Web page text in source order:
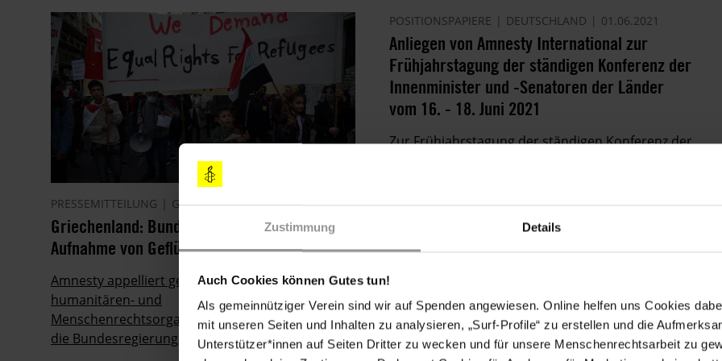
Zustimmung Details
Auch Cookies können Gutes tun!
Als gemeinnütziger Verein sind wir auf Spenden angewiesen. Online helfen uns Cookies
mit unseren Seiten und Inhalten zu analysieren, „Surf-Profile“ zu erstellen und die
Unterstützer*innen auf Seiten Dritter zu wecken und für unsere Menschenrechtsarbeit zu
PRESSEMITTEILUNG GRIECHENLAND 08.06.2021
Griechenland: Bundesregierung muss
Aufnahme von Geflüchteten fortsetzen
Amnesty appelliert gemeinsam mit 13 weiteren
humanitären- und
Menschenrechtsorganisationen und Verbände an
die Bundesregierung, weiterhin Geflüchtete aus
POSITIONSPAPIERE DEUTSCHLAND 01.06.2021
Anliegen von Amnesty International zur
Frühjahrstagung der ständigen Konferenz der
Innenminister und -Senatoren der Länder
vom 16. - 18. Juni 2021
Zur Frühjahrstagung der ständigen Konferenz der
Rechtsextremismus und die Auseinandersetzung
mit Rassismus innerhalb der Polizei.